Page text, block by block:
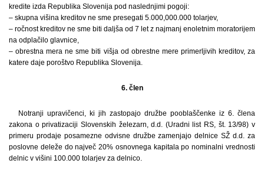
kredite izda Republika Slovenija pod naslednjimi pogoji:
– skupna višina kreditov ne sme presegati 5.000,000.000 tolarjev,
– ročnost kreditov ne sme biti daljša od 7 let z najmanj enoletnim moratorijem
na odplačilo glavnice,
– obrestna mera ne sme biti višja od obrestne mere primerljivih kreditov, za
katere daje poroštvo Republika Slovenija.
6. člen
Notranji upravičenci, ki jih zastopajo družbe pooblaščenke iz 6. člena
zakona o privatizaciji Slovenskih železarn, d.d. (Uradni list RS, št. 13/98) v
primeru prodaje posamezne odvisne družbe zamenjajo delnice SŽ d.d. za
poslovne deleže do največ 20% osnovnega kapitala po nominalni vrednosti
delnic v višini 100.000 tolarjev za delnico.